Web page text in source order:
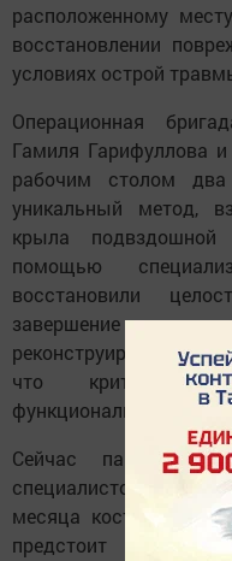
расположенному
восстановлении
условиях острой
Операционная
Гамиля Гарифуллова
рабочим столом два
уникальный метод,
крыла
помощью
восстановили
завершение
реконструированы
что критически
функциональности
Сейчас пациентка
специалистов. По
месяца кость будет
предстоит курс